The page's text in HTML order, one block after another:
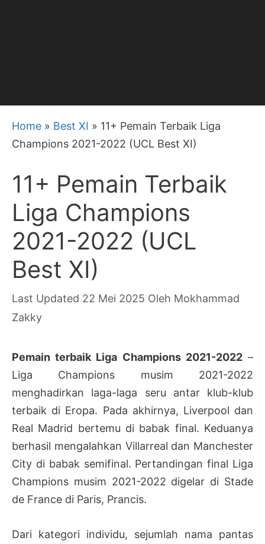
Home » Best XI » 11+ Pemain Terbaik Liga
Champions 2021-2022 (UCL Best XI)
11+ Pemain Terbaik
Liga Champions
2021-2022 (UCL
Best XI)
22 Mei 2025 Oleh Mokhammad
Zakky
Pemain terbaik Liga Champions 2021-2022–
Liga Champions musim 2021-2022
menghadirkan laga-laga seru antar klub-klub
terbaik di Eropa. Pada akhirnya, Liverpool dan
Real Madrid bertemu di babak final. Keduanya
berhasil mengalahkan Villarreal dan Manchester
City di babak semifinal. Pertandingan final Liga
Champions musim 2021-2022 digelar di Stade
de France di Paris, Prancis.
Dari kategori individu, sejumlah nama pantas